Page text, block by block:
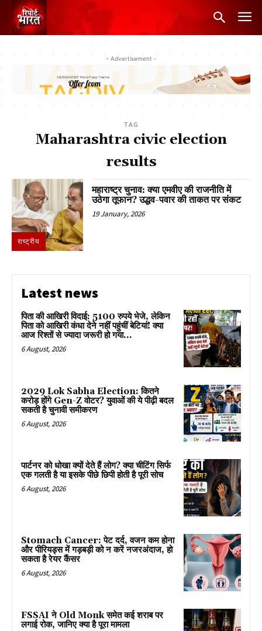
- Advertisement -
TAG
Maharashtra civic election
results
राष्ट्रीय
महाराष्ट्र चुनाव: क्या एमवीए की राजनीति में
उठेगा तूफान? उद्धव-पवार की ताकत पर संकट
19 January, 2026
Latest news
पिता की आखिरी विदाई: 5100 रुपये भेजे, लेकिन
पिता को आखिरी कंधा देने नहीं पहुंचीं बेटियां! क्या
आज रिश्तों से ज्यादा जरूरी हो गया...
6 August, 2026
2029 Lok Sabha Election: कितने
करोड़ होंगे Gen-Z वोटर? युवाओं की ये पीढ़ी बदल
सकती है चुनावी समीकरण
6 August, 2026
पार्टनर को धोखा क्यों देते हैं लोग? क्या चीटिंग सिर्फ
एक गलती है या इसके पीछे छिपी होती है पूरी सोच
6 August, 2026
Stomach Cancer: पेट दर्द, वजन कम होना
और पीरियड्स में गड़बड़ी को न करें नजरअंदाज, हो
सकता है रेयर कैंसर
6 August, 2026
FSSAI ने Old Monk समेत कई शराब पर
लगाई रोक, जानिए क्या है पूरा मामला